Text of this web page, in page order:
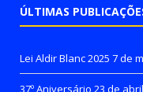
ÚLTIMAS
Lei Aldir Blanc 2025 7 de
37º Aniversário 23 de